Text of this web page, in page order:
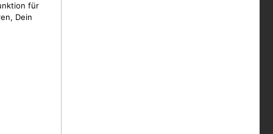
für
Dein